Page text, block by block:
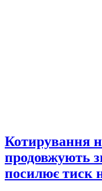
Котирування
продовжують
посилює тиск